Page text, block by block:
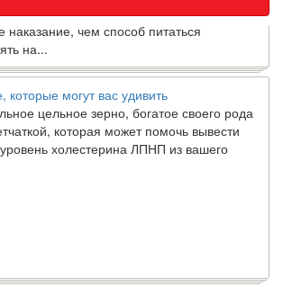
наказание, чем способ питаться
на...
цельное зерно, богатое своего рода
которая может помочь вывести
уровень холестерина ЛПНП из вашего